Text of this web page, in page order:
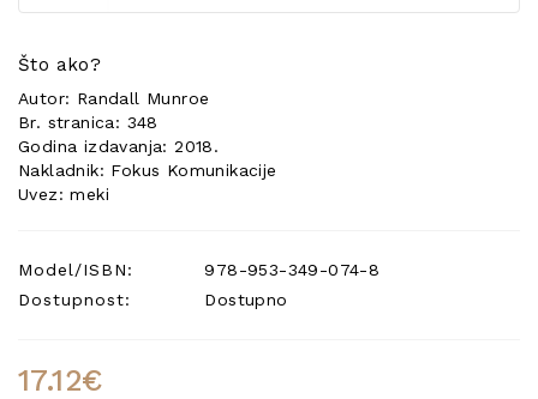
Što ako?
Autor: Randall Munroe
Br. stranica: 348
Godina izdavanja: 2018.
Nakladnik: Fokus Komunikacije
Uvez: meki
Model/ISBN:
978-953-349-074-8
Dostupnost:
Dostupno
17.12€